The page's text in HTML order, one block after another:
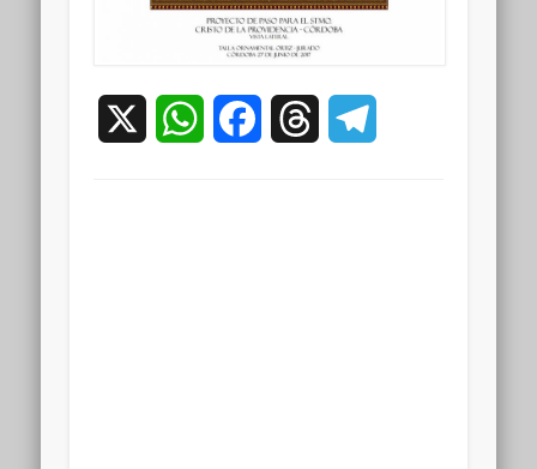
WhatsAppFacebookThreads